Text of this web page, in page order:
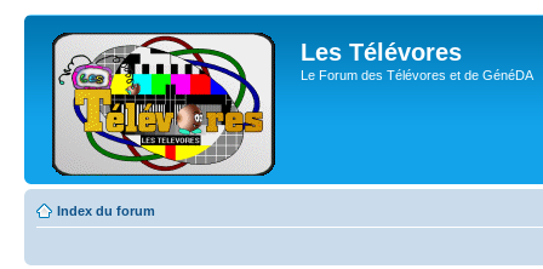
Les Télévores
Le Forum des Télévores et de GénéDA
Index du forum